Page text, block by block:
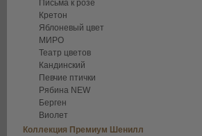
Письма к розе
Кретон
Яблоневый цвет
МИРО
Театр цветов
Кандинский
Певчие птички
Рябина NEW
Берген
Виолет
Коллекция Премиум Шенилл